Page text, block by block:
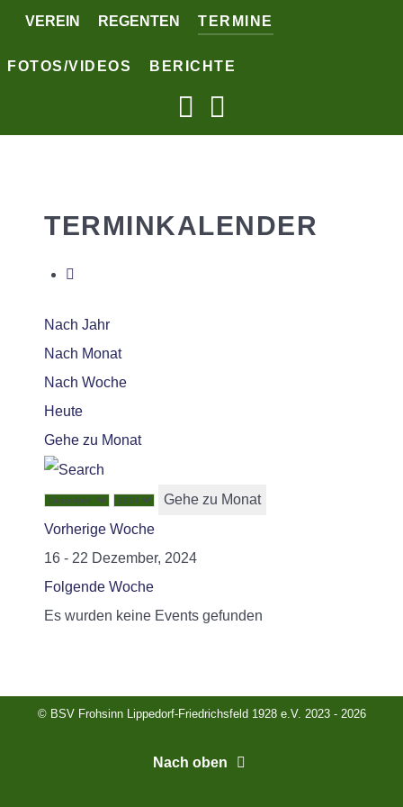
VEREIN REGENTEN TERMINE
FOTOS/VIDEOS BERICHTE
TERMINKALENDER
Nach Jahr
Nach Monat
Nach Woche
Heute
Gehe zu Monat
Gehe zu Monat
Vorherige Woche
16 - 22 Dezember, 2024
Folgende Woche
Es wurden keine Events gefunden
© BSV Frohsinn Lippedorf-Friedrichsfeld 1928 e.V. 2023 - 2026
Nach oben